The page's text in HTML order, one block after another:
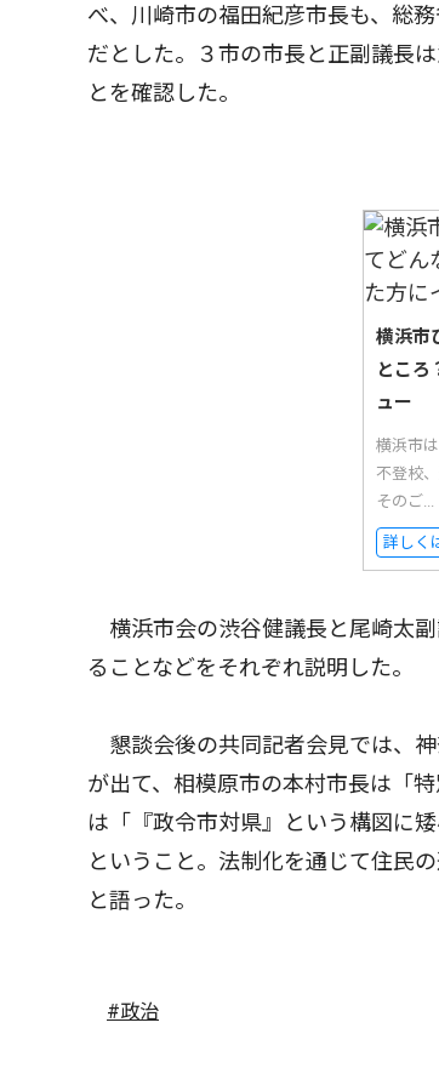
べ、川崎市の福田紀彦市長も、総
だとした。３市の市長と正副議長
とを確認した。
横浜市
とこ
ュー
横浜市
不登校
そのご...
詳しく
横浜市会の渋谷健議長と尾崎太
ることなどをそれぞれ説明した。
懇談会後の共同記者会見では、
が出て、相模原市の本村市長は「
は「『政令市対県』という構図に
ということ。法制化を通じて住民
と語った。
#政治